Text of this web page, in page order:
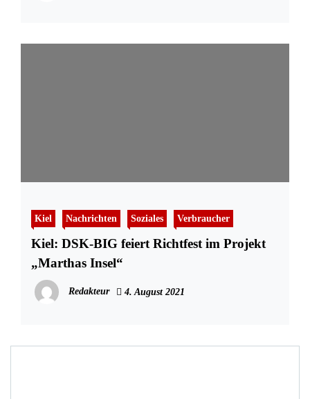
Kiel Nachrichten Soziales Verbraucher
Kiel: DSK-BIG feiert Richtfest im Projekt
„Marthas Insel“
Redakteur 4. August 2021